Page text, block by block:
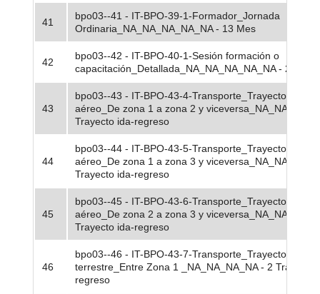
41
bpo03--41 - IT-BPO-39-1-Formador_Jornada
Ordinaria_NA_NA_NA_NA_NA - 13 Mes
42
bpo03--42 - IT-BPO-40-1-Sesión formación o
capacitación_Detallada_NA_NA_NA_NA_NA - 2
43
bpo03--43 - IT-BPO-43-4-Transporte_Trayecto ida-
aéreo_De zona 1 a zona 2 y
Trayecto ida-regreso
44
bpo03--44 - IT-BPO-43-5-Transporte_Trayecto ida-
aéreo_De zona 1 a zona 3 y
Trayecto ida-regreso
45
bpo03--45 - IT-BPO-43-6-Transporte_Trayecto ida-
aéreo_De zona 2 a zona 3 y
Trayecto ida-regreso
46
bpo03--46 - IT-BPO-43-7-Transporte_Trayecto ida-
terrestre_Entre Zona 1 _NA_NA_NA_NA - 2 Trayecto
regreso